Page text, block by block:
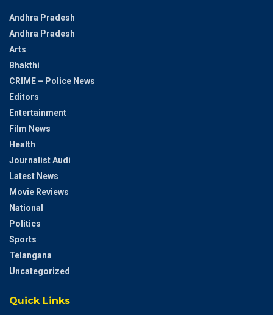
Andhra Pradesh
Andhra Pradesh
Arts
Bhakthi
CRIME – Police News
Editors
Entertainment
Film News
Health
Journalist Audi
Latest News
Movie Reviews
National
Politics
Sports
Telangana
Uncategorized
Quick Links